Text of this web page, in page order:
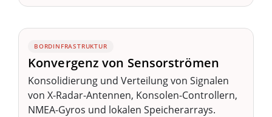
BORDINFRASTRUKTUR
Konvergenz von Sensorströmen
Konsolidierung und Verteilung von Signalen
von X-Radar-Antennen, Konsolen-Controllern,
NMEA-Gyros und lokalen Speicherarrays.